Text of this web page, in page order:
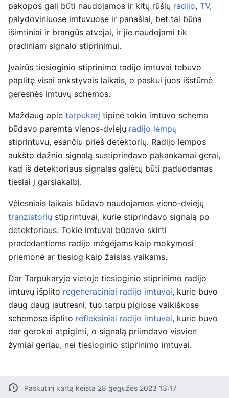
pakopos gali būti naudojamos ir kitų rūšių radijo, TV,
palydoviniuose imtuvuose ir panašiai, bet tai būna
išimtiniai ir brangūs atvejai, ir jie naudojami tik
pradiniam signalo stiprinimui.
Įvairūs tiesioginio stiprinimo radijo imtuvai tebuvo
paplitę visai ankstyvais laikais, o paskui juos išstūmė
geresnės imtuvų schemos.
Maždaug apie tarpukarį tipinė tokio imtuvo schema
būdavo paremta vienos-dviejų radijo lempų
stiprintuvu, esančiu prieš detektorių. Radijo lempos
aukšto dažnio signalą sustiprindavo pakankamai gerai,
kad iš detektoriaus signalas galėtų būti paduodamas
tiesiai į garsiakalbį.
Vėlesniais laikais būdavo naudojamos vieno-dviejų
tranzistorių stiprintuvai, kurie stiprindavo signalą po
detektoriaus. Tokie imtuvai būdavo skirti
pradedantiems radijo mėgėjams kaip mokymosi
priemonė ar tiesiog kaip žaislas vaikams.
Dar Tarpukaryje vietoje tiesioginio stiprinimo radijo
imtuvų išplito regeneraciniai radijo imtuvai, kurie buvo
daug daug jautresni, tuo tarpu pigiose vaikiškose
schemose išplito refleksiniai radijo imtuvai, kurie buvo
dar gerokai atpiginti, o signalą priimdavo visvien
žymiai geriau, nei tiesioginio stiprinimo imtuvai.
Paskutinį kartą keista 28 gegužės 2023 13:17